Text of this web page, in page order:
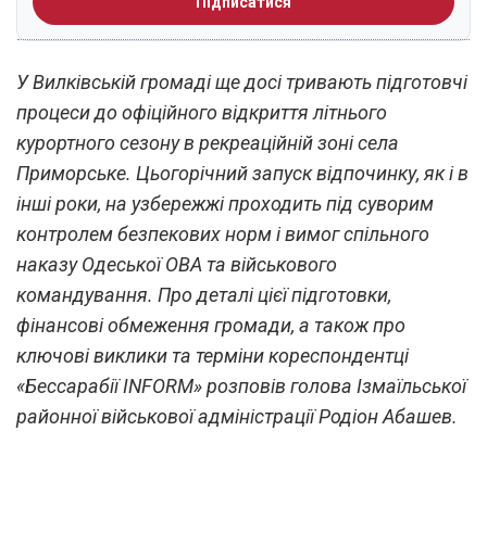
У Вилківській громаді ще досі тривають підготовчі
процеси до офіційного відкриття літнього
курортного сезону в рекреаційній зоні села
Приморське. Цьогорічний запуск відпочинку, як і в
інші роки, на узбережжі проходить під суворим
контролем безпекових норм і вимог спільного
наказу Одеської ОВА та військового
командування. Про деталі цієї підготовки,
фінансові обмеження громади, а також про
ключові виклики та терміни кореспондентці
«Бессарабії INFORM» розповів голова Ізмаїльської
районної військової адміністрації Родіон Абашев.